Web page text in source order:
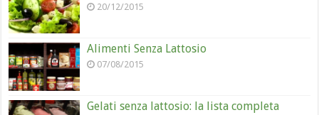
20/12/2015
Alimenti Senza Lattosio
07/08/2015
Gelati senza lattosio: la lista completa